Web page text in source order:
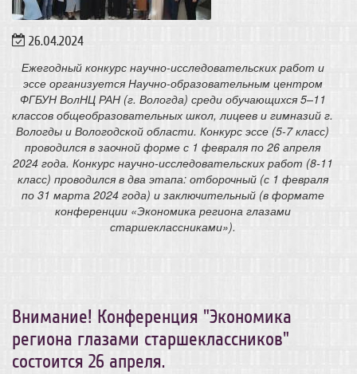
26.04.2024
Ежегодный конкурс научно-исследовательских работ и
эссе организуется Научно-образовательным центром
ФГБУН ВолНЦ РАН (г. Вологда) среди обучающихся 5–11
классов общеобразовательных школ, лицеев и гимназий г.
Вологды и Вологодской области. Конкурс эссе (5-7 класс)
проводился в заочной форме с 1 февраля по 26 апреля
2024 года. Конкурс научно-исследовательских работ (8-11
класс) проводился в два этапа: отборочный (с 1 февраля
по 31 марта 2024 года) и заключительный (в формате
конференции «Экономика региона глазами
старшеклассниками»).
​Внимание! Конференция "Экономика
региона глазами старшеклассников"
состоится 26 апреля.